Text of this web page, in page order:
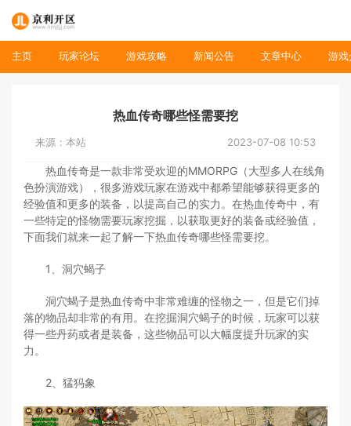
主页 玩家论坛 游戏攻略 新闻公告 文章中心 游戏
热血传奇哪些怪需要挖
来源：本站 2023-07-08 10:53
热血传奇是一款非常受欢迎的MMORPG（大型多人在线角
色扮演游戏），很多游戏玩家在游戏中都希望能够获得更多的
经验值和更多的装备，以提高自己的实力。在热血传奇中，有
一些特定的怪物需要玩家挖掘，以获取更好的装备或经验值，
下面我们就来一起了解一下热血传奇哪些怪需要挖。
1、洞穴蝎子
洞穴蝎子是热血传奇中非常难缠的怪物之一，但是它们掉
落的物品却非常的有用。在挖掘洞穴蝎子的时候，玩家可以获
得一些丹药或者是装备，这些物品可以大幅度提升玩家的实
力。
2、猛犸象